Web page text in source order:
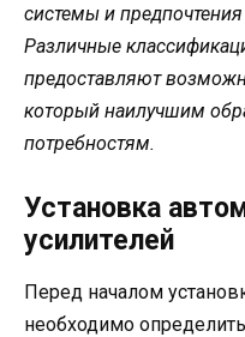
системы и предпочтения
Различные
предоставляют
который наилучшим
потребностям.
Установка
усилителей
Перед началом
необходимо